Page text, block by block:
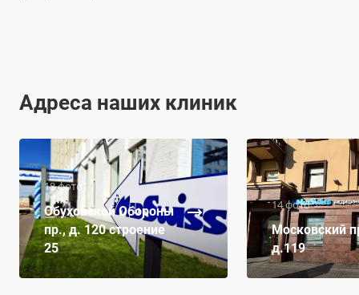
Адреса наших клиник
18 фото
Обуховской Обороны
пр., д. 120 строение
25
14 фото
Московский
д.119